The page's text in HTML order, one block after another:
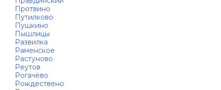
Протвино
Путилково
Пушкино
Пышлицы
Развилка
Раменское
Растуново
Реутов
Рогачёво
Рождествено